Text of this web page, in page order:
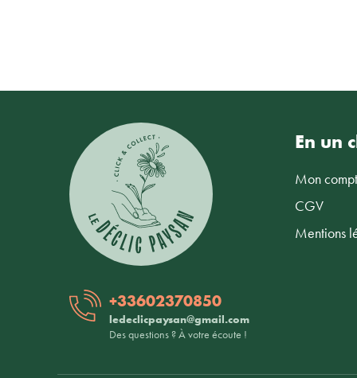
+33602370850
ledeclicpaysan@gmail.com
Des questions ? À votre écoute !
En un
Mon
CGV
Mentions